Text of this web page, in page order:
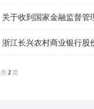
关于收到国家金融监督管
浙江长兴农村商业银行股
共 2 页